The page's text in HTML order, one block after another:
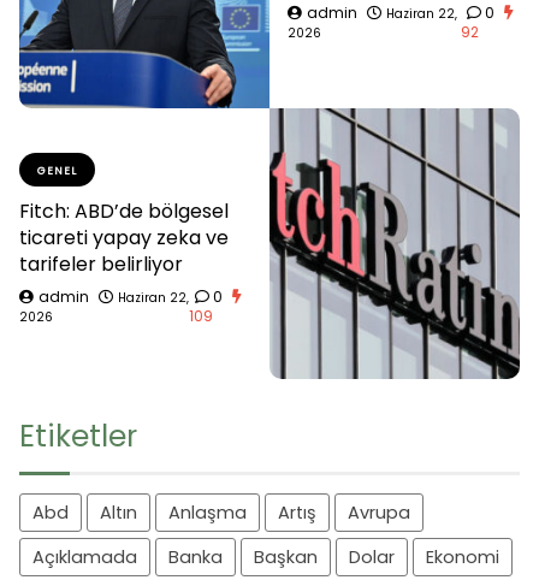
admin
Haziran 22,
2026
0
92
GENEL
Fitch: ABD’de bölgesel
ticareti yapay zeka ve
tarifeler belirliyor
admin
Haziran 22,
2026
0
109
Etiketler
Abd Altın Anlaşma Artış
Avrupa
Açıklamada
Banka Başkan Dolar
Ekonomi